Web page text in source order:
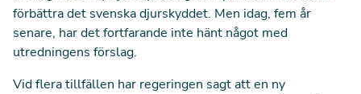
förbättra det svenska djurskyddet. Men idag, fem år
senare, har det fortfarande inte hänt något med
utredningens förslag.
Vid flera tillfällen har regeringen sagt att en ny